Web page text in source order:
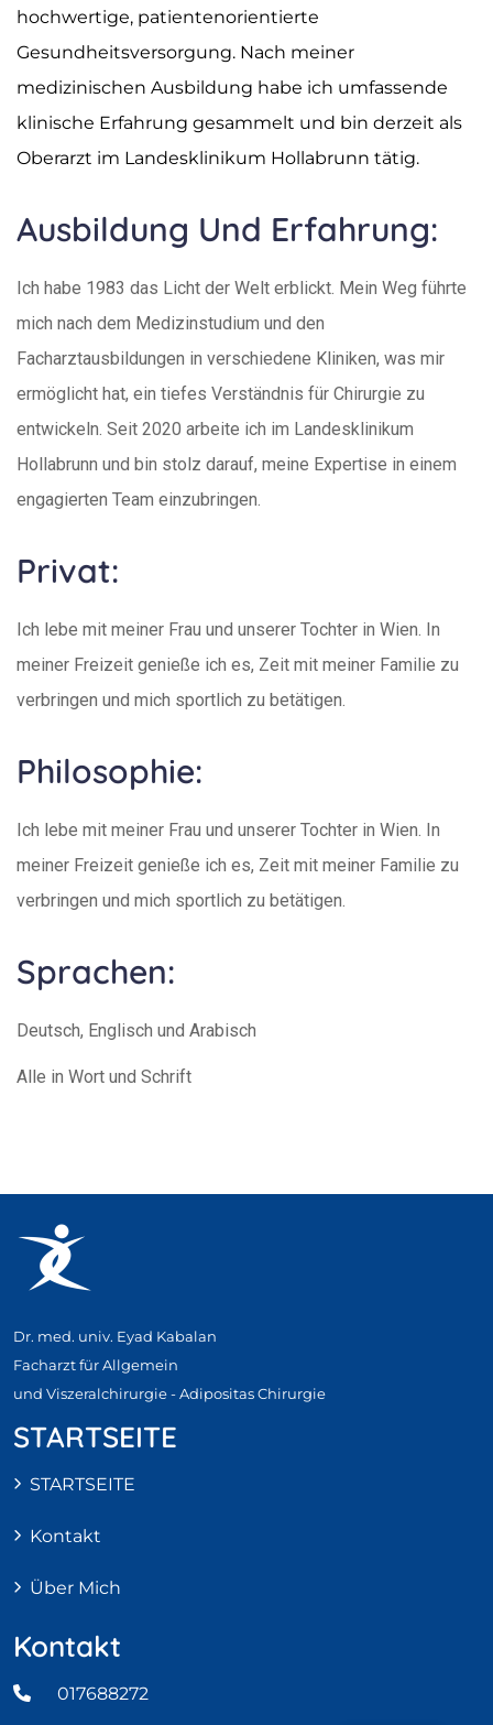
hochwertige, patientenorientierte
Gesundheitsversorgung. Nach meiner
medizinischen Ausbildung habe ich umfassende
klinische Erfahrung gesammelt und bin derzeit als
Oberarzt im Landesklinikum Hollabrunn tätig.
Ausbildung Und Erfahrung:
Ich habe 1983 das Licht der Welt erblickt. Mein Weg führte
mich nach dem Medizinstudium und den
Facharztausbildungen in verschiedene Kliniken, was mir
ermöglicht hat, ein tiefes Verständnis für Chirurgie zu
entwickeln. Seit 2020 arbeite ich im Landesklinikum
Hollabrunn und bin stolz darauf, meine Expertise in einem
engagierten Team einzubringen.
Privat:
Ich lebe mit meiner Frau und unserer Tochter in Wien. In
meiner Freizeit genieße ich es, Zeit mit meiner Familie zu
verbringen und mich sportlich zu betätigen.
Philosophie:
Ich lebe mit meiner Frau und unserer Tochter in Wien. In
meiner Freizeit genieße ich es, Zeit mit meiner Familie zu
verbringen und mich sportlich zu betätigen.
Sprachen:
Deutsch, Englisch und Arabisch
Alle in Wort und Schrift
Dr. med. univ. Eyad Kabalan
Facharzt für Allgemein
und Viszeralchirurgie - Adipositas Chirurgie
STARTSEITE
STARTSEITE
Kontakt
Über Mich
Kontakt
017688272